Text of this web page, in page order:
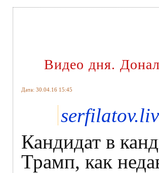
Видео дня.
Дата: 30.04.16 15:45
Кандидат в
Трамп, как